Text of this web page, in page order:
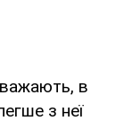
в
з неї